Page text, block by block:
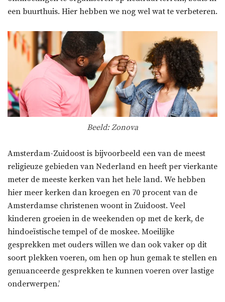
een buurthuis. Hier hebben we nog wel wat te verbeteren.
Beeld: Zonova
Amsterdam-Zuidoost is bijvoorbeeld een van de meest
religieuze gebieden van Nederland en heeft per vierkante
meter de meeste kerken van het hele land. We hebben
hier meer kerken dan kroegen en 70 procent van de
Amsterdamse christenen woont in Zuidoost. Veel
kinderen groeien in de weekenden op met de kerk, de
hindoeïstische tempel of de moskee. Moeilijke
gesprekken met ouders willen we dan ook vaker op dit
soort plekken voeren, om hen op hun gemak te stellen en
genuanceerde gesprekken te kunnen voeren over lastige
onderwerpen.’